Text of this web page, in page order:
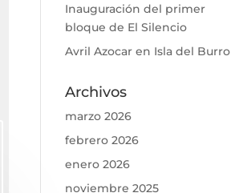
Inauguración del primer
bloque de El Silencio
Avril Azocaren Isla del Burro
Archivos
marzo 2026
febrero 2026
enero 2026
noviembre 2025